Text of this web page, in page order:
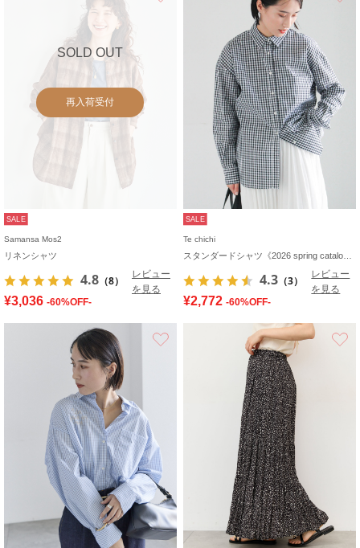
SOLD OUT
再入荷受付
SALE
Samansa Mos2
リネンシャツ
4.8 （8）
レビュー
を見る
¥3,036 -60%OFF-
SALE
Te chichi
4.3 （3）
レビュー
を見る
¥2,772 -60%OFF-